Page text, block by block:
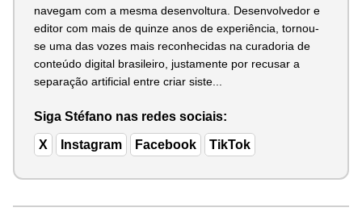
navegam com a mesma desenvoltura. Desenvolvedor e
editor com mais de quinze anos de experiência, tornou-
se uma das vozes mais reconhecidas na curadoria de
conteúdo digital brasileiro, justamente por recusar a
separação artificial entre criar siste...
Siga Stéfano nas redes sociais:
X Instagram Facebook TikTok